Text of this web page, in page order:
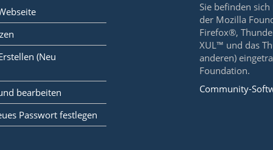
(Neu
bearbeiten
Passwort festlegen
Sie befinden
der Mozilla
Firefox®,
XUL™ und das
anderen)
Foundation.
Community-